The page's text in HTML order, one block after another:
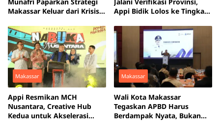
Makassar Keluar dari Krisis
Appi Bidik Lolos ke Tingkat
Makassar
Appi Resmikan MCH
Nusantara, Creative Hub
Kedua untuk Akselerasi
Makassar
Wali Kota Makassar
Tegaskan APBD Harus
Berdampak Nyata, Bukan